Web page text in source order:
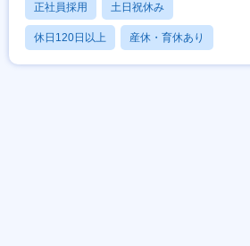
正社員採用 土日祝休み
休日120日以上 産休・育休あり
月残業20時間以内